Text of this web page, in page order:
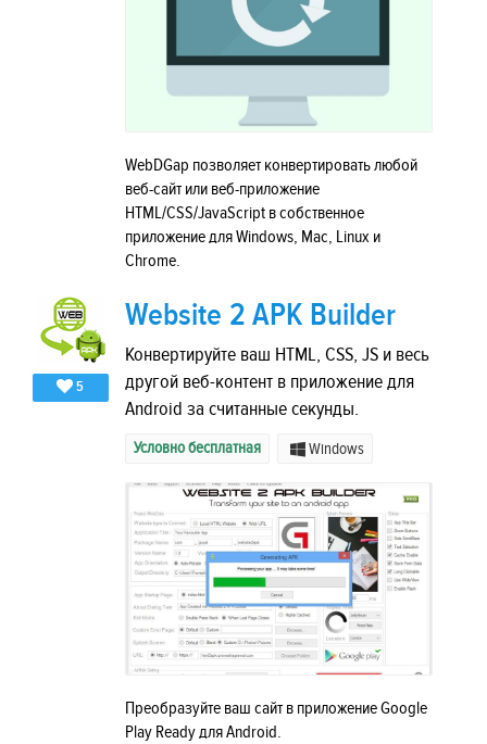
WebDGap позволяет конвертировать любой
веб-сайт или веб-приложение
HTML/CSS/JavaScript в собственное
приложение для Windows, Mac, Linux и
Chrome.
5
Website 2 APK Builder
Конвертируйте ваш HTML, CSS, JS и весь
другой веб-контент в приложение для
Android за считанные секунды.
Условно бесплатная Windows
Преобразуйте ваш сайт в приложение Google
Play Ready для Android.